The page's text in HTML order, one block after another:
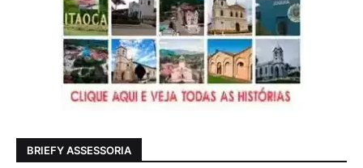
BRIEFY ASSESSORIA